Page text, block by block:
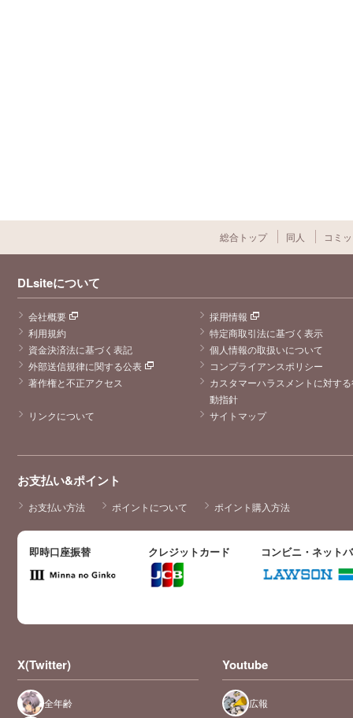
総合トップ 同人 コミ
DLsiteについて
会社概要
採用情報
利用規約
特定商取引法に基づく表示
資金決済法に基づく表記
個人情報の取扱いについて
外部送信規律に関する公表
コンプライアンスポリシー
著作権と不正アクセス
カスタマーハラスメントに対す
動指針
リンクについて
サイトマップ
お支払い&ポイント
お支払い方法 ポイントについて ポイント購入方法
即時口座振替 クレジットカード コンビニ・ネット
X(Twitter)
全年齢
Youtube
広報